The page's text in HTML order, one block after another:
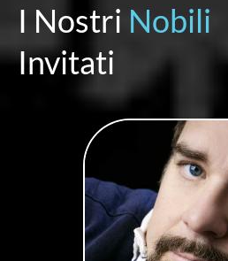
I Nostri Nobili
Invitati